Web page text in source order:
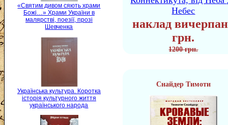
«Святим дивом сяють храми
Божі…» Храми України в
малярстві, поезії, прозі
Шевченка
Українська культура. Коротка
історія культурного життя
українського народа
Небес
наклад
грн.
1200 грн.
Снайдер Тимоти